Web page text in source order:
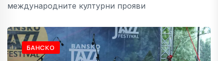
международните културни прояви
БАНСКО